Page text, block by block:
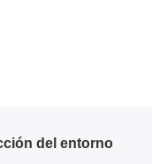
del entorno